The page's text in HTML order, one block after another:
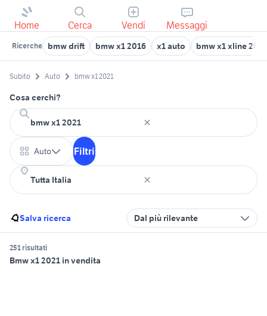
Home Cerca Vendi Messaggi
Ricerche bmw drift bmw x1 2016 x1 auto bmw x1 xline 2016
Subito Auto bmw x1 2021
Cosa cerchi?
Auto Filtri
Salva ricerca Dal più rilevante
251 risultati
Bmw x1 2021 in vendita